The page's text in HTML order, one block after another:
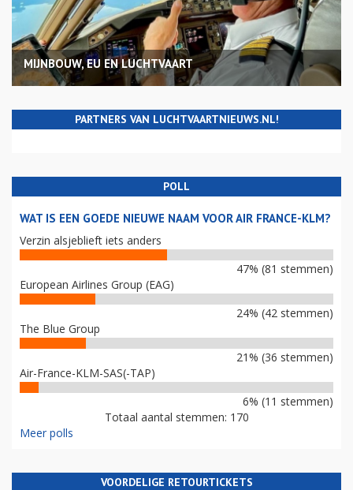
MIJNBOUW, EU EN LUCHTVAART
PARTNERS VAN LUCHTVAARTNIEUWS.NL!
POLL
WAT IS EEN GOEDE NIEUWE NAAM VOOR AIR FRANCE-KLM?
Verzin alsjeblieft iets anders
47% (81 stemmen)
European Airlines Group (EAG)
24% (42 stemmen)
The Blue Group
21% (36 stemmen)
Air-France-KLM-SAS(-TAP)
6% (11 stemmen)
Totaal aantal stemmen: 170
Meer polls
VOORDELIGE RETOURTICKETS